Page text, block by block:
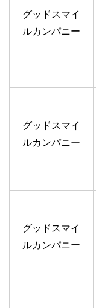
グッドスマイ
ルカンパニー
グッドスマイ
ルカンパニー
グッドスマイ
ルカンパニー